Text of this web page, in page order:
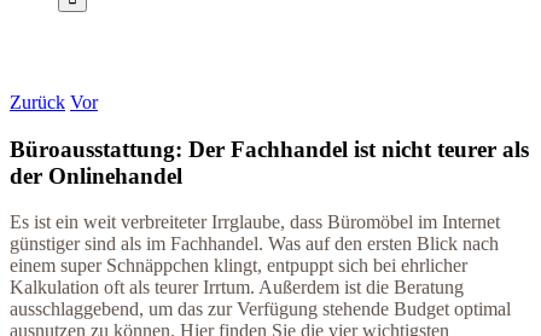
Zurück Vor
Büroausstattung: Der Fachhandel ist nicht teurer als
der Onlinehandel
Es ist ein weit verbreiteter Irrglaube, dass Büromöbel im Internet
günstiger sind als im Fachhandel. Was auf den ersten Blick nach
einem super Schnäppchen klingt, entpuppt sich bei ehrlicher
Kalkulation oft als teurer Irrtum. Außerdem ist die Beratung
ausschlaggebend, um das zur Verfügung stehende Budget optimal
ausnutzen zu können. Hier finden Sie die vier wichtigsten